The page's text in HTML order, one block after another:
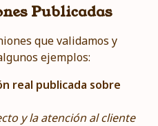
Publicadas
que validamos y
ejemplos:
real publicada sobre
y la atención al cliente